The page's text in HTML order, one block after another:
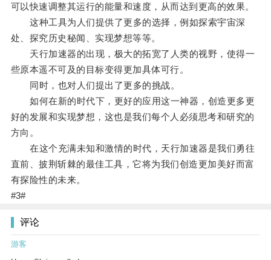
可以快速调整其运行的能量和速度，从而达到更高的效果。
这种工具为人们提供了更多的选择，例如探索宇宙深
处、探究历史秘闻、实现梦想等等。
天行加速器的出现，极大的拓宽了人类的视野，使得一
些原本遥不可及的目标变得更加具体可行。
同时，也对人们提出了更多的挑战。
如何在新的时代下，更好的应用这一神器，创造更多更
好的发展和实现梦想，这也是我们每个人必须思考和研究的
方向。
在这个充满未知和激情的时代，天行加速器是我们勇往
直前、披荆斩棘的最佳工具，它将为我们创造更加美好而富
有探险性的未来。
#3#
评论
游客